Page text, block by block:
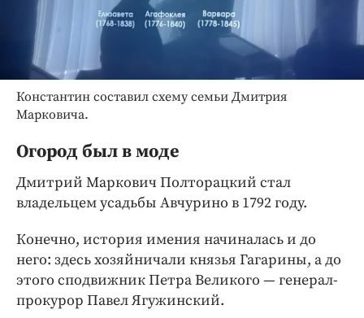
Константин составил схему семьи Дмитрия
Марковича.
Огород был в моде
Дмитрий Маркович Полторацкий стал
владельцем усадьбы Авчурино в 1792 году.
Конечно, история имения начиналась и до
него: здесь хозяйничали князья Гагарины, а до
этого сподвижник Петра Великого — генерал-
прокурор Павел Ягужинский.